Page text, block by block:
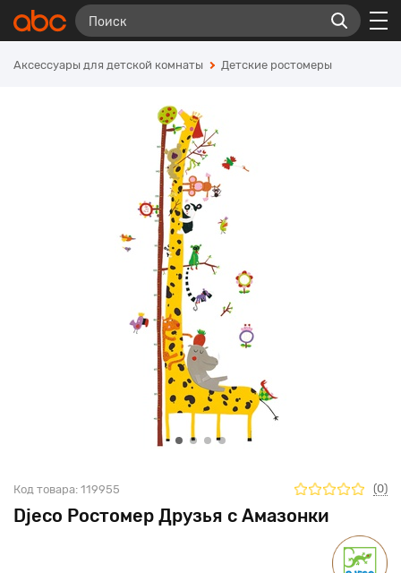
Аксессуары для детской комнаты Детские ростомеры
Djeco Ростомер Друзья с Амазонки
Код товара: 119955 (0)